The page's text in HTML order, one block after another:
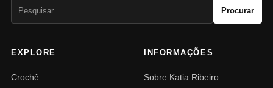
Procurar
EXPLORE
Crochê
INFORMAÇÕES
Sobre Katia Ribeiro